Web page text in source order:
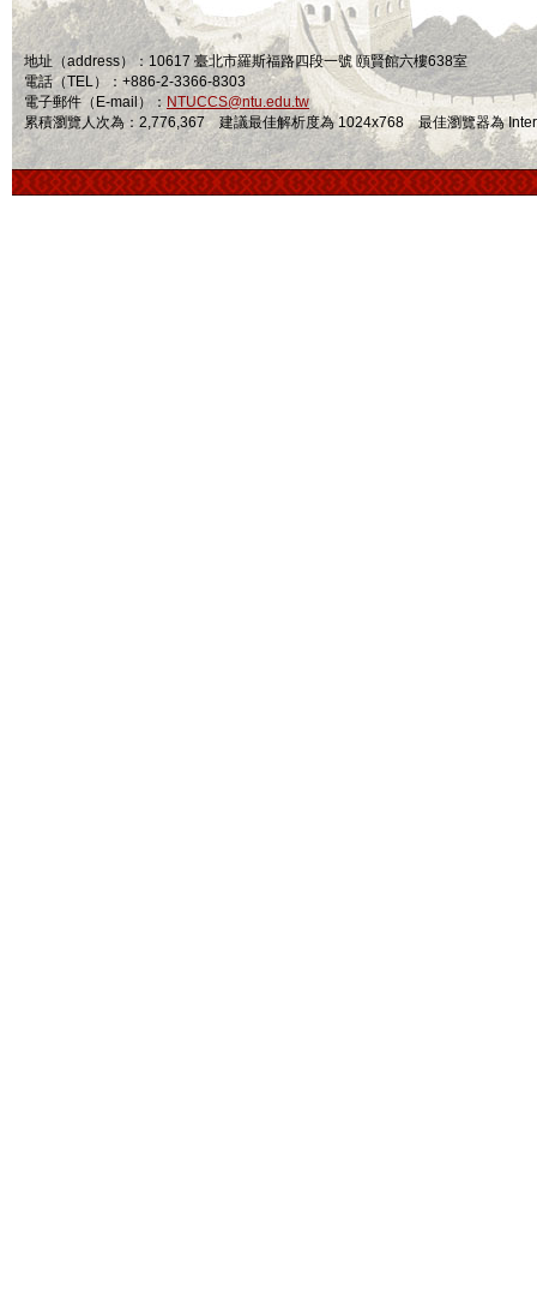
地址（address）：10617 臺北市羅斯福路四段一號 頤賢館六樓638室
電話（TEL）：+886-2-3366-8303
電子郵件（E-mail）： NTUCCS@ntu.edu.tw
累積瀏覽人次為：2,776,367 建議最佳解析度為 1024x768 最佳瀏覽器為